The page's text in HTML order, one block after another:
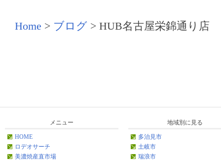
Home > ブログ > HUB名古屋栄錦通り店
メニュー
HOME
ロデオサーチ
美濃焼産直市場
地域別に見る
多治見市
土岐市
瑞浪市